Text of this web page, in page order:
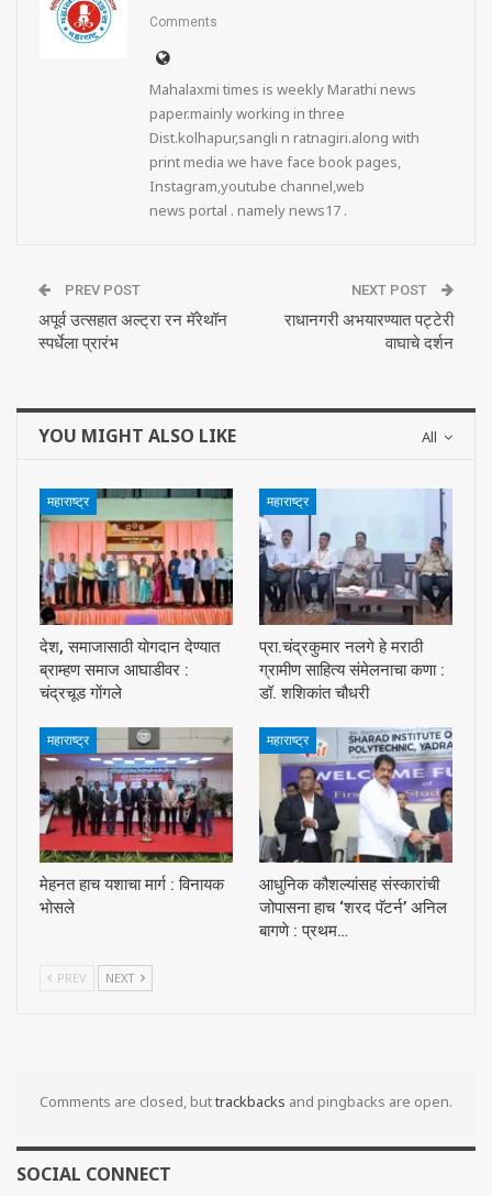
Comments
Mahalaxmi times is weekly Marathi news
paper.mainly working in three
Dist.kolhapur,sangli n ratnagiri.along with
print media we have face book pages,
Instagram,youtube channel,web
news portal . namely news17 .
PREV POST
अपूर्व उत्सहात अल्ट्रा रन मॅरेथॉन
स्पर्धेला प्रारंभ
NEXT POST
राधानगरी अभयारण्यात पट्टेरी
वाघाचे दर्शन
All
YOU MIGHT ALSO LIKE
महाराष्ट्र
देश, समाजासाठी याेगदान देण्यात
ब्राम्हण समाज आघाडीवर :
चंद्रचूड गाेंगले
महाराष्ट्र
प्रा.चंद्रकुमार नलगे हे मराठी
ग्रामीण साहित्य संमेलनाचा कणा :
डॉ. शशिकांत चौधरी
महाराष्ट्र
मेहनत हाच यशाचा मार्ग : विनायक
भोसले
महाराष्ट्र
आधुनिक कौशल्यांसह संस्कारांची
जोपासना हाच ‘शरद पॅटर्न’ अनिल
बागणे : प्रथम…
PREV NEXT
Comments are closed, buttrackbacks and pingbacks are open.
SOCIAL CONNECT